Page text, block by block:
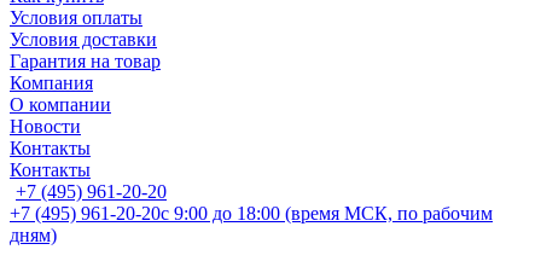
Условия оплаты
Условия доставки
Гарантия на товар
Компания
О компании
Новости
Контакты
Контакты
+7 (495) 961-20-20
+7 (495) 961-20-20с 9:00 до 18:00 (время МСК, по рабочим
дням)